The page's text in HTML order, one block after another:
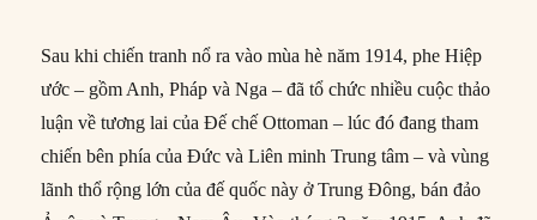
Sau khi chiến tranh nổ ra vào mùa hè năm 1914, phe Hiệp
ước – gồm Anh, Pháp và Nga – đã tổ chức nhiều cuộc thảo
luận về tương lai của Đế chế Ottoman – lúc đó đang tham
chiến bên phía của Đức và Liên minh Trung tâm – và vùng
lãnh thổ rộng lớn của đế quốc này ở Trung Đông, bán đảo